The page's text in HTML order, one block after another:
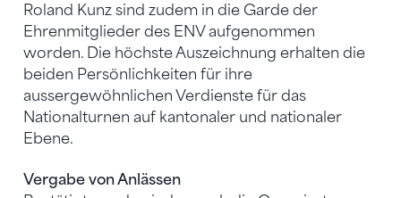
Roland Kunz sind zudem in die Garde der
Ehrenmitglieder des ENV aufgenommen
worden. Die höchste Auszeichnung erhalten die
beiden Persönlichkeiten für ihre
aussergewöhnlichen Verdienste für das
Nationalturnen auf kantonaler und nationaler
Ebene.
Vergabe von Anlässen